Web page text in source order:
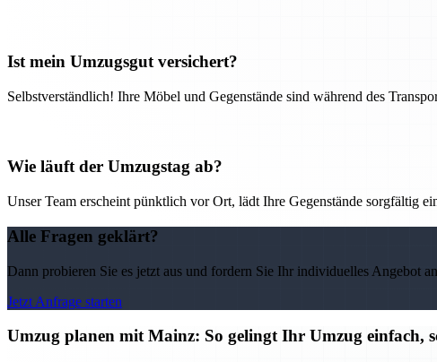
Ist mein Umzugsgut versichert?
Selbstverständlich! Ihre Möbel und Gegenstände sind während des
Wie läuft der Umzugstag ab?
Unser Team erscheint pünktlich vor Ort, lädt Ihre Gegenstände sorgfältig
Alle Fragen geklärt?
Dann probieren Sie es jetzt aus und fordern Sie Ihr individuelles Angebot
Jetzt Anfrage starten
Umzug planen mit Mainz: So gelingt Ihr Umzug einfach,